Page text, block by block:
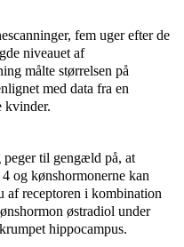
fem uger efter de
niveauet af
målte størrelsen på
med data fra en
kvinder.
til gengæld på, at
og kønshormonerne kan
af receptoren i kombination
østradiol under
hippocampus.